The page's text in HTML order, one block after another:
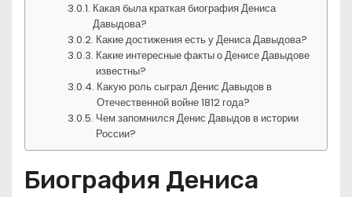
Какая была краткая биография Дениса
Давыдова?
Какие достижения есть у Дениса Давыдова?
Какие интересные факты о Денисе Давыдове
известны?
Какую роль сыграл Денис Давыдов в
Отечественной войне 1812 года?
Чем запомнился Денис Давыдов в истории
России?
Биография Дениса